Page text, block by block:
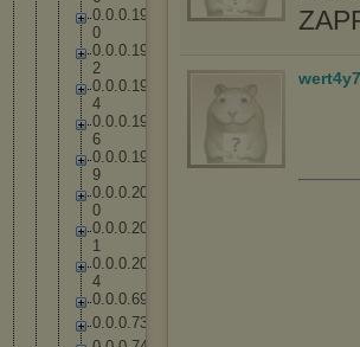
0.0.0.19
0
0.0.0.19
2
0.0.0.19
4
0.0.0.19
6
0.0.0.19
9
0.0.0.20
0
0.0.0.20
1
0.0.0.20
4
0.0.0.69
0.0.0.73